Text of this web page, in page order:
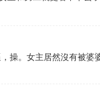
操。女主居然沒有被婆